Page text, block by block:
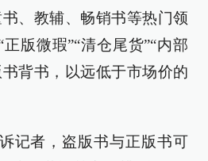
、教辅、畅销书等热门领
版微瑕”“清仓尾货”“内部
背书，以远低于市场价的
记者，盗版书与正版书可